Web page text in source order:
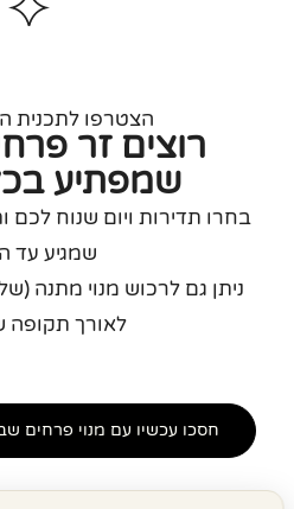
הצטרפו לתכנית
רוצים זר
שמפתיע
בחרו תדירות ויום שנוח לכם
שמגיע עד
ניתן גם לרכוש מנוי מתנה
לאורך תקופה
חסכו עכשיו עם מנוי פרחים